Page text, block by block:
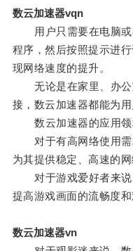
数云加速器vqn
用户只需要在电脑或
程序，然后按照提示进
现网络速度的提升。
无论是在家里、办公
接，数云加速器都能为
数云加速器的应用领
对于有高网络使用需
为其提供稳定、高速的
对于游戏爱好者来说
提高游戏画面的流畅度和
数云加速器vn